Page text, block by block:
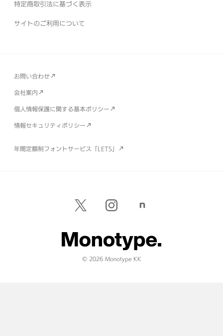
特定商取引法に基づく表示
サイトのご利用について
お問い合わせ
会社案内
個人情報保護に関する基本ポリシー
情報セキュリティポリシー
年間定額制フォントサービス「LETS」
© 2026 Monotype KK